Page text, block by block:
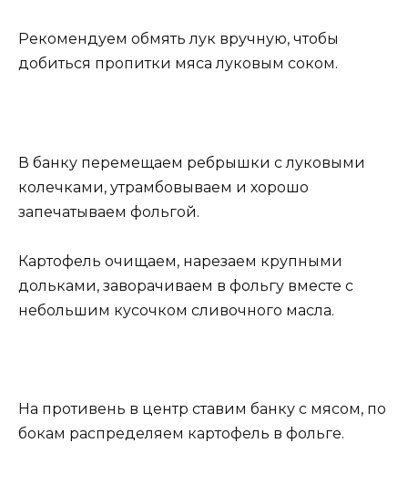
Рекомендуем обмять лук вручную, чтобы
добиться пропитки мяса луковым соком.
В банку перемещаем ребрышки с луковыми
колечками, утрамбовываем и хорошо
запечатываем фольгой.
Картофель очищаем, нарезаем крупными
дольками, заворачиваем в фольгу вместе с
небольшим кусочком сливочного масла.
На противень в центр ставим банку с мясом, по
бокам распределяем картофель в фольге.